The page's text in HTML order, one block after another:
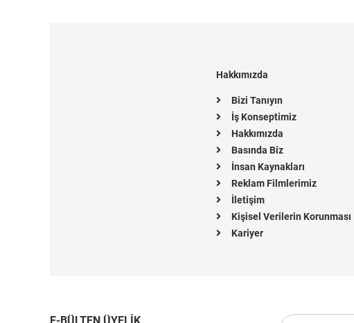
Hakkımızda
Bizi Tanıyın
İş Konseptimiz
Hakkımızda
Basında Biz
İnsan Kaynakları
Reklam Filmlerimiz
İletişim
Kişisel Verilerin Korunması
Kariyer